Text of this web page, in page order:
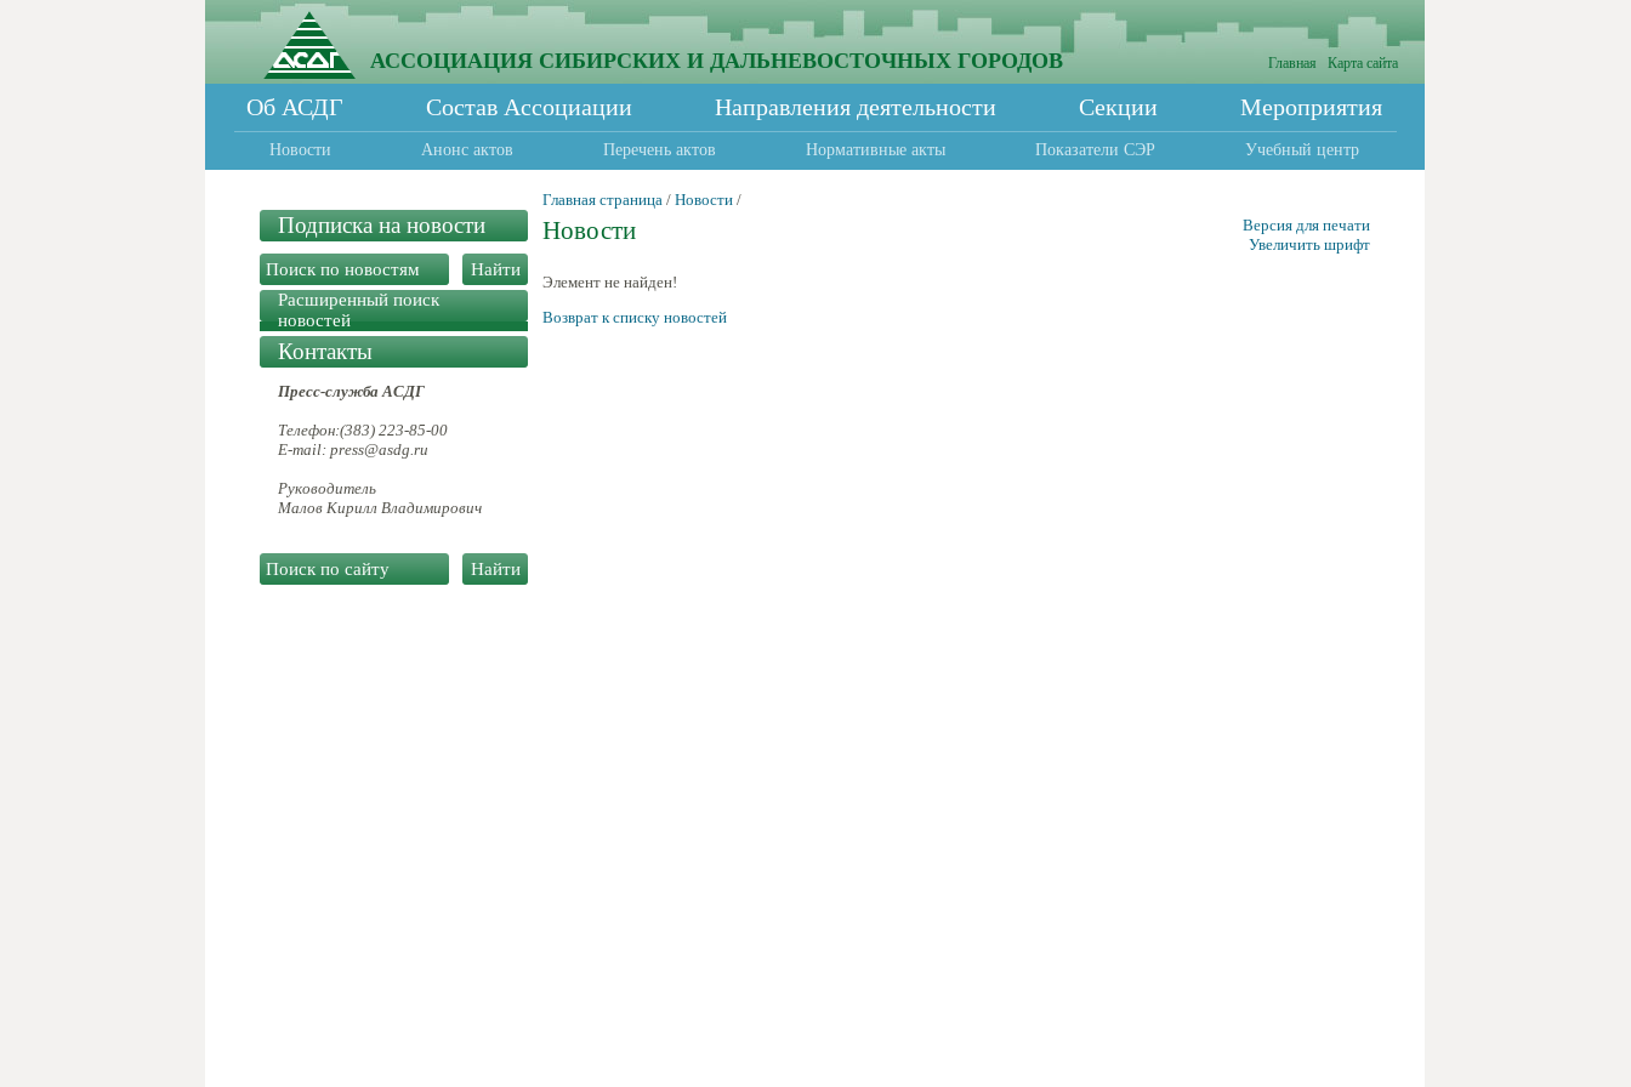
АССОЦИАЦИЯ СИБИРСКИХ И ДАЛЬНЕВОСТОЧНЫХ ГОРОДОВ Главная Карта сайта
Об АСДГ Состав Ассоциации Направления деятельности Секции Мероприятия
Новости Анонс актов Перечень актов Нормативные акты Показатели СЭР Учебный центр
Подписка на новости
Расширенный поиск
новостей
Контакты
Пресс-служба АСДГ
Телефон:(383) 223-85-00
E-mail: press@asdg.ru
Руководитель
Малов Кирилл Владимирович
Главная страница / Новости /
Новости
Версия для печати
Увеличить шрифт
Элемент не найден!
Возврат к списку новостей